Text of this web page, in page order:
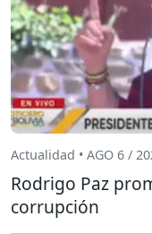
Actualidad • AGO 6 /
Rodrigo Paz
corrupción